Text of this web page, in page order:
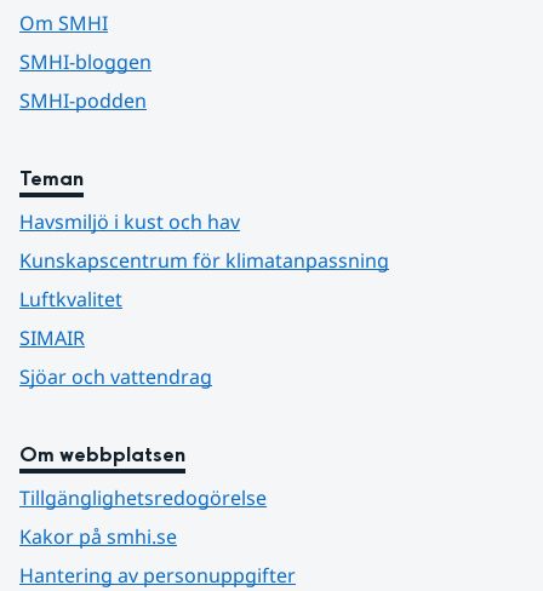
Om SMHI
SMHI-bloggen
SMHI-podden
Teman
Havsmiljö i kust och hav
Kunskapscentrum för klimatanpassning
Luftkvalitet
SIMAIR
Sjöar och vattendrag
Om webbplatsen
Tillgänglighetsredogörelse
Kakor på smhi.se
Hantering av personuppgifter